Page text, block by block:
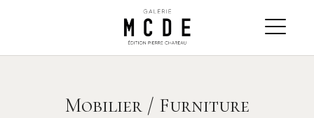
Mobilier / Furniture